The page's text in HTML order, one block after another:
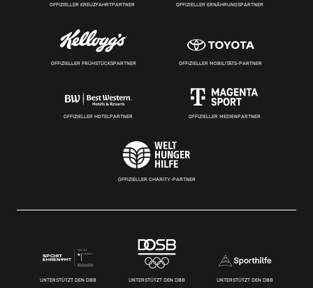
OFFIZIELLER KREUZFAHRTPARTNER OFFIZIELLER ERNÄHRUNGSPARTNER
OFFIZIELLER FRÜHSTÜCKSPARTNER OFFIZIELLER MOBILITÄTS-PARTNER
OFFIZIELLER HOTELPARTNER OFFIZIELLER MEDIENPARTNER
OFFIZIELLER CHARITY-PARTNER
UNTERSTÜTZT DEN DBB UNTERSTÜTZT DEN DBB UNTERSTÜTZT DEN DBB